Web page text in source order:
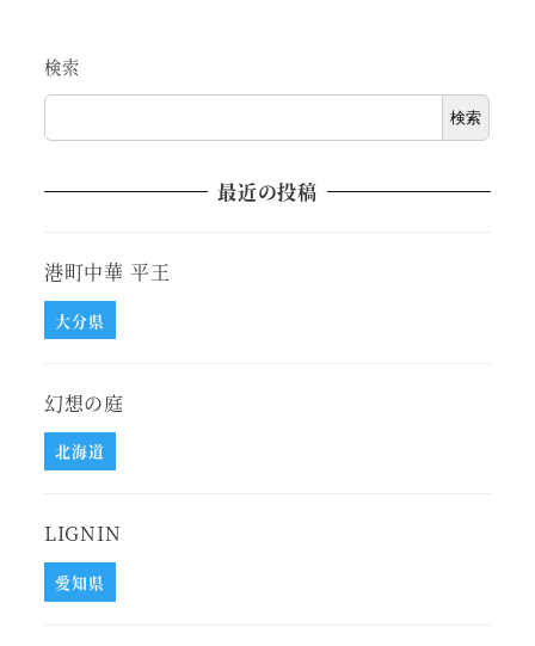
検索
検索
最近の投稿
港町中華 平王
大分県
幻想の庭
北海道
LIGNIN
愛知県